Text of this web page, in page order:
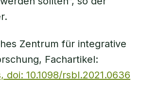
Zentrum für integrative
Fachartikel:
doi: 10.1098/rsbl.2021.0636